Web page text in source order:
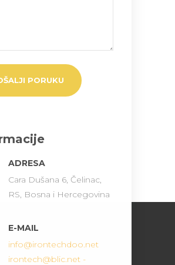
ADRESA
Cara Dušana 6, Čelinac,
RS, Bosna i Hercegovina
E-MAIL
info@irontechdoo.net
irontech@blic.net -